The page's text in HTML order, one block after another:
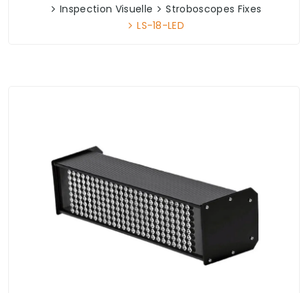
Inspection Visuelle
Stroboscopes Fixes
LS-18-LED